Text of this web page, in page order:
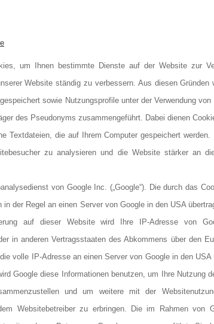
um Ihnen bestimmte Dienste auf der Website zur
Website ständig zu verbessern. Aus diesen Gründen
sowie Nutzungsprofile unter der Verwendung
des Pseudonyms zusammengeführt. Dabei dienen
Textdateien, die auf Ihrem Computer gespeichert
zu analysieren und die Website stärker an
von Google Inc. („Google“). Die durch das
der Regel an einen Server von Google in den USA
auf dieser Website wird Ihre IP-Adresse von
in anderen Vertragsstaaten des Abkommens über den
volle IP-Adresse an einen Server von Google in den USA
Google diese Informationen benutzen, um Ihre Nutzung
und um weitere mit der
Websitebetreiber zu erbringen. Die im Rahmen von